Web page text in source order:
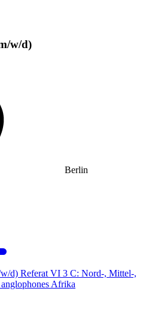
w/d)
Berlin
d) Referat VI 3 C: Nord-, Mittel-,
Afrika